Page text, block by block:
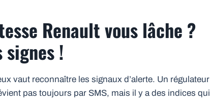
Renault vous lâche ?
!
vaut reconnaître les signaux d’alerte. Un régulateur
pas toujours par SMS, mais il y a des indices qui